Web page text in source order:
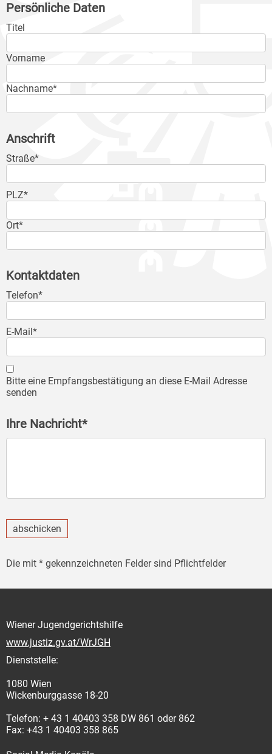
Persönliche Daten
Titel
Vorname
Nachname*
Anschrift
Straße*
PLZ*
Ort*
Kontaktdaten
Telefon*
E-Mail*
Bitte eine Empfangsbestätigung an diese E-Mail Adresse
senden
Ihre Nachricht*
abschicken
Die mit * gekennzeichneten Felder sind Pflichtfelder
Wiener Jugendgerichtshilfe
www.justiz.gv.at/WrJGH
Dienststelle:
1080 Wien
Wickenburggasse 18-20
Telefon: + 43 1 40403 358 DW 861 oder 862
Fax: +43 1 40403 358 865